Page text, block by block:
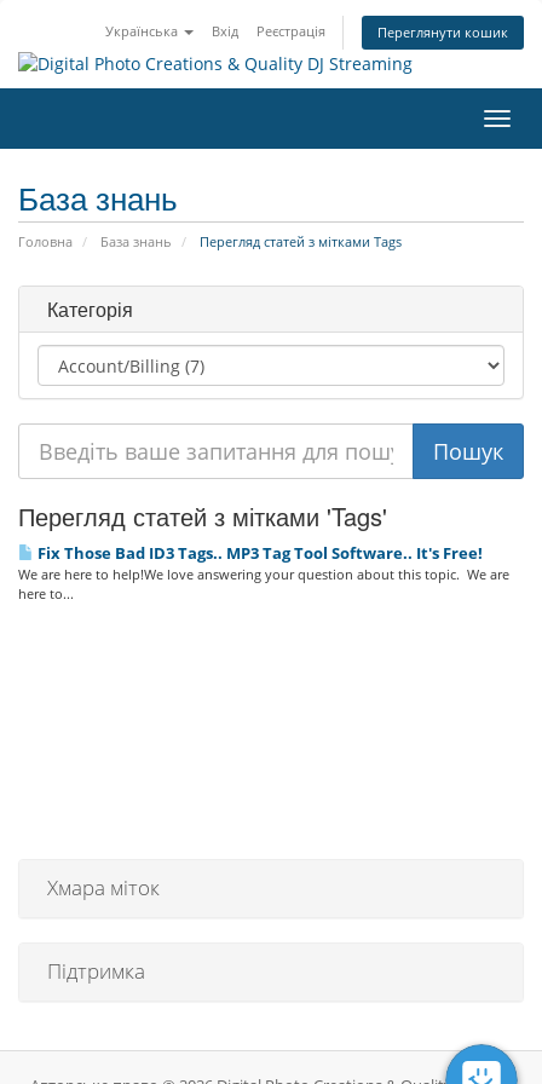
Українська Вхід Реєстрація Переглянути кошик
База знань
Головна База знань Перегляд статей з мітками Tags
Категорія
Перегляд статей з мітками 'Tags'
Fix Those Bad ID3 Tags.. MP3 Tag Tool Software.. It's Free!
We are here to help!We love answering your question about this topic. We are
here to...
Хмара міток
Підтримка